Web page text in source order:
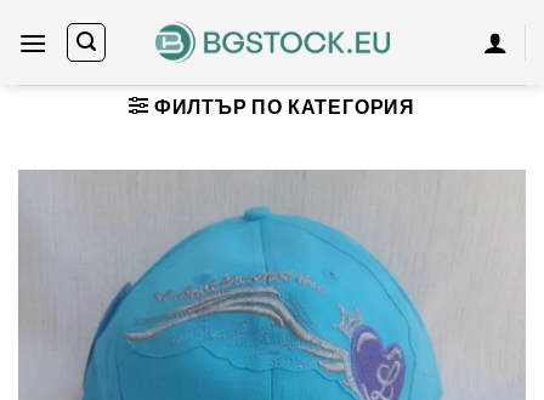
ФИЛТЪР ПО КАТЕГОРИЯ